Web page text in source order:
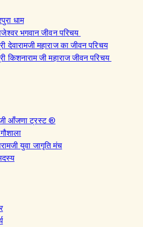
धाम
भगवान जीवन परिचय
देवारामजी महाराज का जीवन परिचय
किशनाराम जी महाराज जीवन परिचय
आँजणा ट्रस्ट ®
युवा जागृति मंच